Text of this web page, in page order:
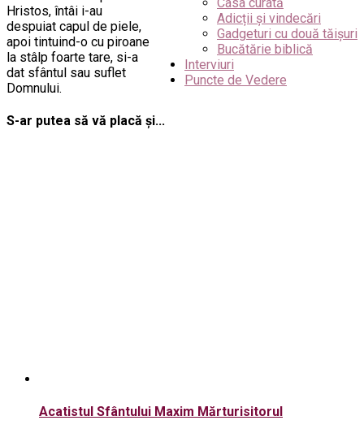
Adicții și vindecări
Gadgeturi cu două tăișuri
Bucătărie biblică
Interviuri
Puncte de Vedere
Hristos, întâi i-au
despuiat capul de piele,
apoi tintuind-o cu piroane
la stâlp foarte tare, si-a
dat sfântul sau suflet
Domnului.
S-ar putea să vă placă și...
Acatistul Sfântului Maxim Mărturisitorul